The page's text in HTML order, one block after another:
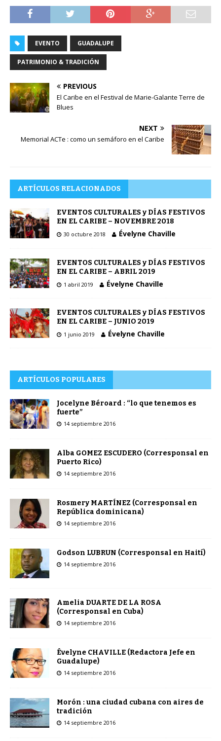
EVENTO GUADALUPE
PATRIMONIO & TRADICIÓN
PREVIOUS
El Caribe en el Festival de Marie-Galante Terre de
Blues
NEXT
Memorial ACTe : como un semáforo en el Caribe
ARTÍCULOS RELACIONADOS
EVENTOS CULTURALES y DÍAS FESTIVOS
EN EL CARIBE – NOVEMBRE 2018
30 octubre 2018 Évelyne Chaville
EVENTOS CULTURALES y DÍAS FESTIVOS
EN EL CARIBE – ABRIL 2019
1 abril 2019 Évelyne Chaville
EVENTOS CULTURALES y DÍAS FESTIVOS
EN EL CARIBE – JUNIO 2019
1 junio 2019 Évelyne Chaville
ARTÍCULOS POPULARES
Jocelyne Béroard : “lo que tenemos es
fuerte”
14 septiembre 2016
Alba GOMEZ ESCUDERO (Corresponsal en
Puerto Rico)
14 septiembre 2016
Rosmery MARTÍNEZ (Corresponsal en
República dominicana)
14 septiembre 2016
Godson LUBRUN (Corresponsal en Haití)
14 septiembre 2016
Amelia DUARTE DE LA ROSA
(Corresponsal en Cuba)
14 septiembre 2016
Évelyne CHAVILLE (Redactora Jefe en
Guadalupe)
14 septiembre 2016
Morón : una ciudad cubana con aires de
tradición
14 septiembre 2016